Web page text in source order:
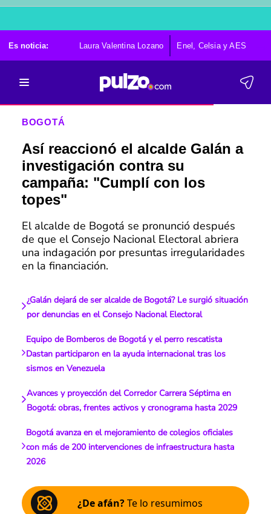
Es noticia: Laura Valentina Lozano Enel, Celsia y AES
BOGOTÁ
Así reaccionó el alcalde Galán a
investigación contra su
campaña: "Cumplí con los
topes"
El alcalde de Bogotá se pronunció después
de que el Consejo Nacional Electoral abriera
una indagación por presuntas irregularidades
en la financiación.
¿Galán dejará de ser alcalde de Bogotá? Le surgió situación
por denuncias en el Consejo Nacional Electoral
Equipo de Bomberos de Bogotá y el perro rescatista
Dastan participaron en la ayuda internacional tras los
sismos en Venezuela
Avances y proyección del Corredor Carrera Séptima en
Bogotá: obras, frentes activos y cronograma hasta 2029
Bogotá avanza en el mejoramiento de colegios oficiales
con más de 200 intervenciones de infraestructura hasta
2026
¿De afán?Te lo resumimos